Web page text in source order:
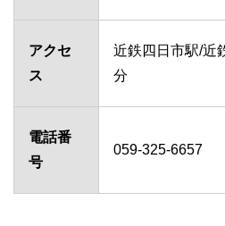
アクセ
ス
近鉄四日市駅/近
分
電話番
号
059-325-6657